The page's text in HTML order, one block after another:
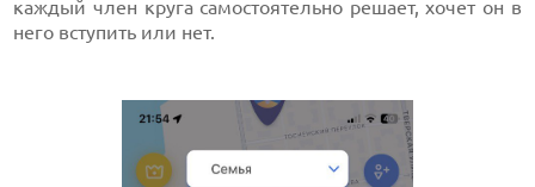
каждый член круга самостоятельно решает, хочет он в
него вступить или нет.